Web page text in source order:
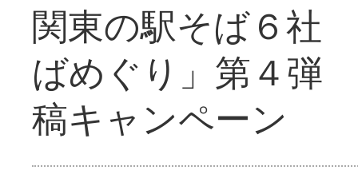
関東の駅そば６社
ばめぐり」第４弾
稿キャンペーン